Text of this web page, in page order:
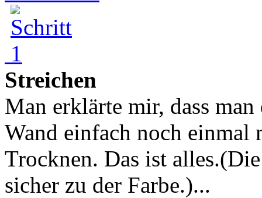
Streichen
Man erklärte mir, dass
Wand einfach noch einmal
Trocknen. Das ist
sicher zu der Farbe.)...